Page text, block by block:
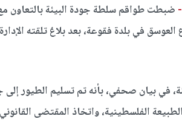
ضبطت طواقم سلطة جودة البيئة بالتعاون
في بلدة فقوعة، بعد بلاغ تلقته
في بيان صحفي، بأنه تم تسليم الطيور إلى
الفلسطينية، واتخاذ المقتضى